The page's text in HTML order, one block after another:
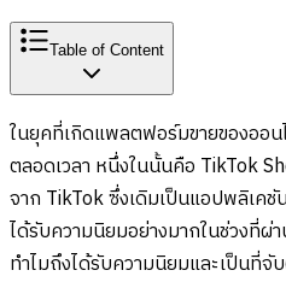
Table of Content
ในยุคที่เกิดแพลตฟอร์มขายของออ
ตลอดเวลา หนึ่งในนั้นคือ TikTok
จาก TikTok ซึ่งเดิมเป็นแอปพลิเค
ได้รับความนิยมอย่างมากในช่วงที่ผ่
ทำไมถึงได้รับความนิยมและเป็นที่